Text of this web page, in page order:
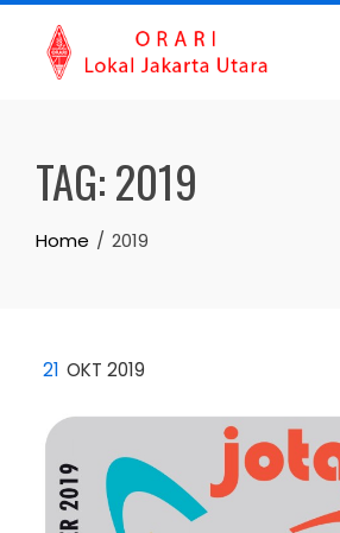
Skip
content
TAG:2019
Home 2019
21 OKT 2019